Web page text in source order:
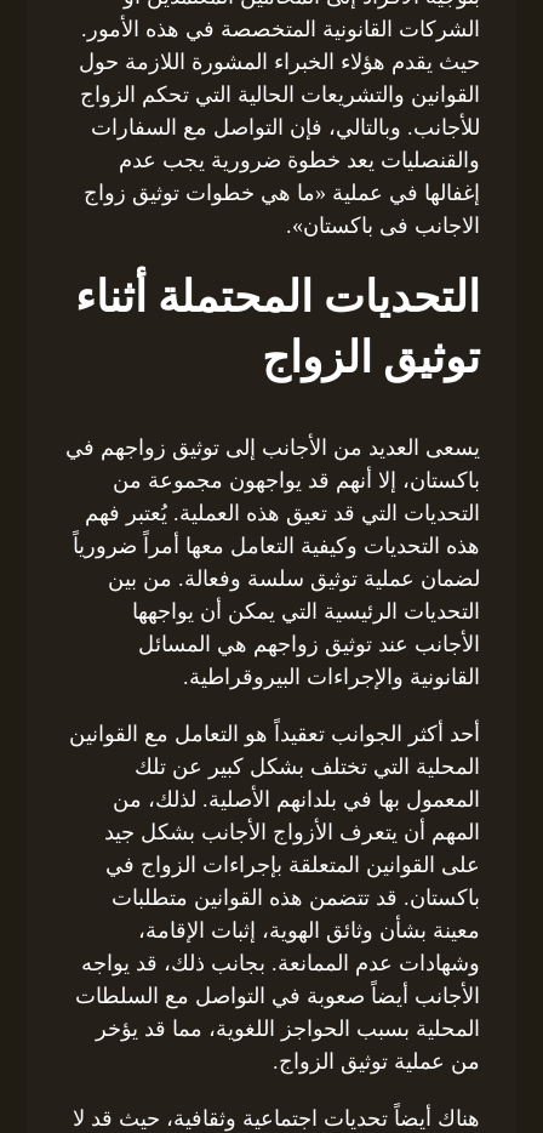
الشركات القانونية المتخصصة في هذه الأمور.
حيث يقدم هؤلاء الخبراء المشورة اللازمة حول
القوانين والتشريعات الحالية التي تحكم الزواج
للأجانب. وبالتالي، فإن التواصل مع السفارات
والقنصليات يعد خطوة ضرورية يجب عدم
إغفالها في عملية «ما هي خطوات توثيق زواج
الاجانب فى باكستان».
التحديات المحتملة أثناء
توثيق الزواج
يسعى العديد من الأجانب إلى توثيق زواجهم في
باكستان، إلا أنهم قد يواجهون مجموعة من
التحديات التي قد تعيق هذه العملية. يُعتبر فهم
هذه التحديات وكيفية التعامل معها أمراً ضرورياً
لضمان عملية توثيق سلسة وفعالة. من بين
التحديات الرئيسية التي يمكن أن يواجهها
الأجانب عند توثيق زواجهم هي المسائل
القانونية والإجراءات البيروقراطية.
أحد أكثر الجوانب تعقيداً هو التعامل مع القوانين
المحلية التي تختلف بشكل كبير عن تلك
المعمول بها في بلدانهم الأصلية. لذلك، من
المهم أن يتعرف الأزواج الأجانب بشكل جيد
على القوانين المتعلقة بإجراءات الزواج في
باكستان. قد تتضمن هذه القوانين متطلبات
معينة بشأن وثائق الهوية، إثبات الإقامة،
وشهادات عدم الممانعة. بجانب ذلك، قد يواجه
الأجانب أيضاً صعوبة في التواصل مع السلطات
المحلية بسبب الحواجز اللغوية، مما قد يؤخر
من عملية توثيق الزواج.
هناك أيضاً تحديات اجتماعية وثقافية، حيث قد لا